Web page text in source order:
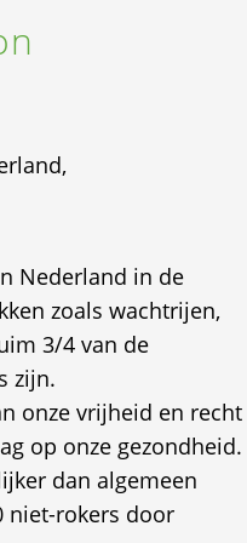
Nederland in de
zoals wachtrijen,
3/4 van de
zijn.
onze vrijheid en
op onze gezondheid.
dan algemeen
niet-rokers door